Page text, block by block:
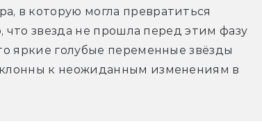
в которую могла превратиться
что звезда не прошла перед этим фазу
яркие голубые переменные звёзды
к неожиданным изменениям в